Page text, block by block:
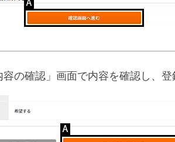
の確認」画面で内容を確認し、登